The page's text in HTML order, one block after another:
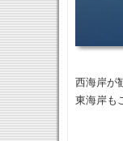
西海岸が
東海岸も